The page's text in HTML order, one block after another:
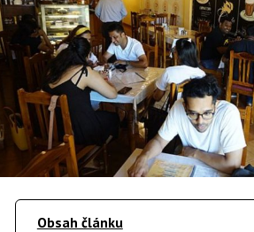
Obsah článku